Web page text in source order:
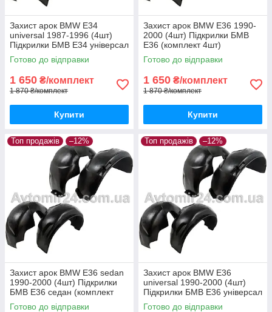
Захист арок BMW E34
universal 1987-1996 (4шт)
Підкрилки БМВ Е34 універсал
(комплект 4шт)
Готово до відправки
1 650 ₴/комплект
1 870 ₴/комплект
Купити
Захист арок BMW E36 1990-
2000 (4шт) Підкрилки БМВ
Е36 (комплект 4шт)
Готово до відправки
1 650 ₴/комплект
1 870 ₴/комплект
Купити
Топ продажів –12%
Захист арок BMW E36 sedan
1990-2000 (4шт) Підкрилки
БМВ Е36 седан (комплект
4шт)
Готово до відправки
Топ продажів –12%
Захист арок BMW E36
universal 1990-2000 (4шт)
Підкрилки БМВ Е36 універсал
(комплект 4шт)
Готово до відправки